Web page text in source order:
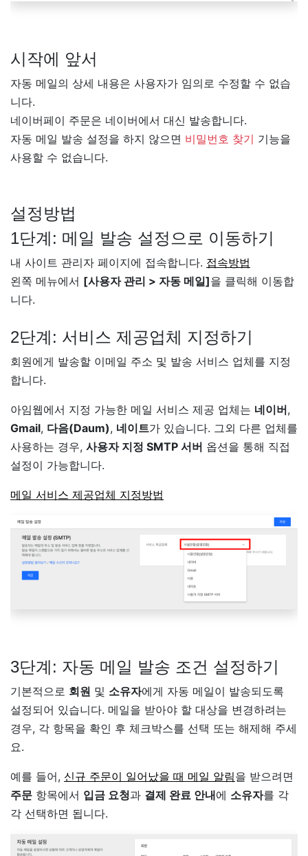
시작에 앞서
자동 메일의 상세 내용은 사용자가 임의로 수정할 수 없습
니다.
네이버페이 주문은 네이버에서 대신 발송합니다.
자동 메일 발송 설정을 하지 않으면 비밀번호 찾기 기능을
사용할 수 없습니다.
설정방법
1단계: 메일 발송 설정으로 이동하기
내 사이트 관리자 페이지에 접속합니다. 접속방법
왼쪽 메뉴에서 [사용자 관리 > 자동 메일]을 클릭해 이동합
니다.
2단계: 서비스 제공업체 지정하기
회원에게 발송할 이메일 주소 및 발송 서비스 업체를 지정
합니다.
아임웹에서 지정 가능한 메일 서비스 제공 업체는 네이버,
Gmail, 다음(Daum), 네이트가 있습니다. 그외 다른 업체를
사용하는 경우, 사용자 지정 SMTP 서버 옵션을 통해 직접
설정이 가능합니다.
메일 서비스 제공업체 지정방법
3단계: 자동 메일 발송 조건 설정하기
기본적으로 회원 및 소유자에게 자동 메일이 발송되도록
설정되어 있습니다. 메일을 받아야 할 대상을 변경하려는
경우, 각 항목을 확인 후 체크박스를 선택 또는 해제해 주세
요.
예를 들어, 신규 주문이 일어났을 때 메일 알림을 받으려면
주문 항목에서 입금 요청과 결제 완료 안내에 소유자를 각
각 선택하면 됩니다.